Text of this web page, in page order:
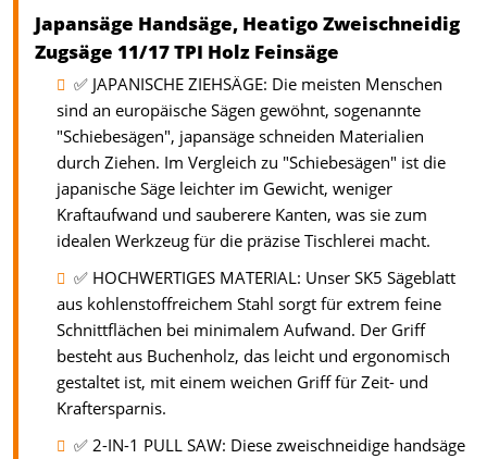
Japansäge Handsäge, Heatigo Zweischneidig
Zugsäge 11/17 TPI Holz Feinsäge
✅ JAPANISCHE ZIEHSÄGE: Die meisten Menschen
sind an europäische Sägen gewöhnt, sogenannte
"Schiebesägen", japansäge schneiden Materialien
durch Ziehen. Im Vergleich zu "Schiebesägen" ist die
japanische Säge leichter im Gewicht, weniger
Kraftaufwand und sauberere Kanten, was sie zum
idealen Werkzeug für die präzise Tischlerei macht.
✅ HOCHWERTIGES MATERIAL: Unser SK5 Sägeblatt
aus kohlenstoffreichem Stahl sorgt für extrem feine
Schnittflächen bei minimalem Aufwand. Der Griff
besteht aus Buchenholz, das leicht und ergonomisch
gestaltet ist, mit einem weichen Griff für Zeit- und
Kraftersparnis.
✅ 2-IN-1 PULL SAW: Diese zweischneidige handsäge